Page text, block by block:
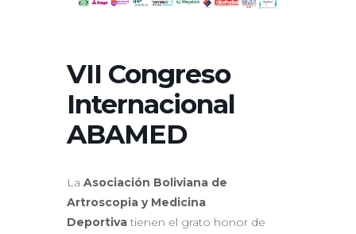
VII Congreso
Internacional
ABAMED
La Asociación Boliviana de
Artroscopia y Medicina
Deportiva tienen el grato honor de